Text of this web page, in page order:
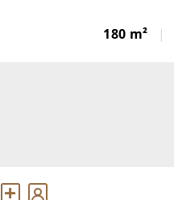
angenehmer Wohnlage
Haus großzügiges180 m²